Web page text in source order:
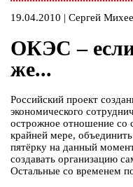
19.04.2010 | Сергей
ОКЭС –
же...
Российский проект
экономического
острожное отношение со
крайней мере,
пятёрку на данный
создавать организацию
Остальные со временем